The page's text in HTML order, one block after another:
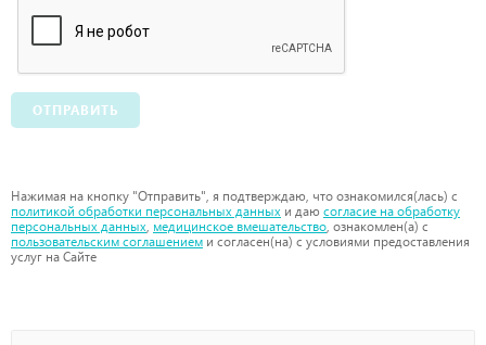
ОТПРАВИТЬ
Нажимая на кнопку "Отправить", я подтверждаю, что ознакомился(лась) с
политикой обработки персональных данных и даю согласие на обработку
персональных данных, медицинское вмешательство, ознакомлен(а) с
пользовательским соглашением и согласен(на) с условиями предоставления
услуг на Сайте